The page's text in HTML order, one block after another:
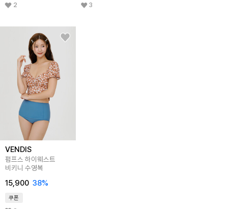
2 3
VENDIS
펌프스 하이웨스트
비키니 수영복
15,900 38%
쿠폰